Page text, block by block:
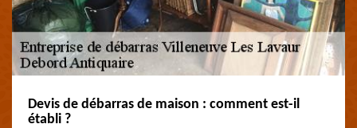
Devis de débarras de maison : comment est-il
établi ?